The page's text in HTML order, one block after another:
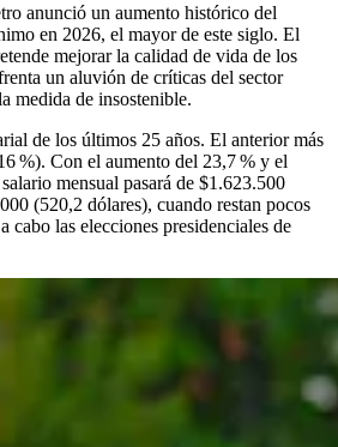
anunció un aumento histórico del
en 2026, el mayor de este siglo. El
mejorar la calidad de vida de los
un aluvión de críticas del sector
medida de insostenible.
de los últimos 25 años. El anterior más
%). Con el aumento del 23,7 % y el
mensual pasará de $1.623.500
(520,2 dólares), cuando restan pocos
cabo las elecciones presidenciales de